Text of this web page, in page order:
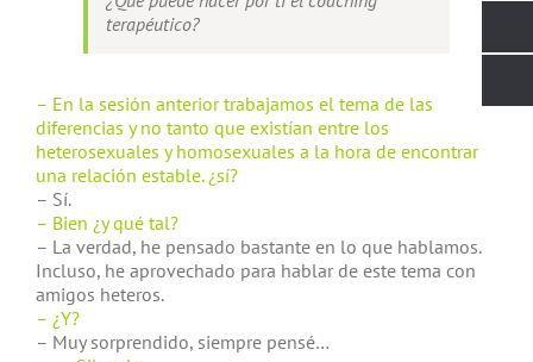
terapéutico?
– En la sesión anterior trabajamos el tema de las
diferencias y no tanto que existían entre los
heterosexuales y homosexuales a la hora de encontrar
una relación estable. ¿sí?
– Sí.
– Bien ¿y qué tal?
– La verdad, he pensado bastante en lo que hablamos.
Incluso, he aprovechado para hablar de este tema con
amigos heteros.
– ¿Y?
– Muy sorprendido, siempre pensé…